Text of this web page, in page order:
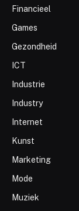
Financieel
Games
Gezondheid
ICT
Industrie
Industry
Internet
Kunst
Marketing
Mode
Muziek